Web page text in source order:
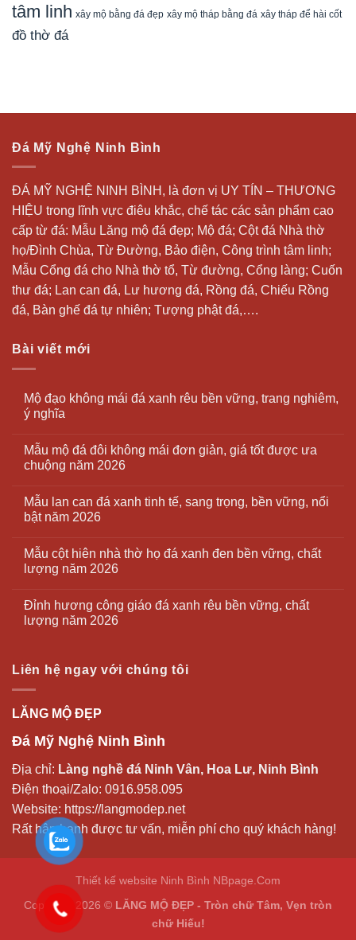
tâm linh xây mộ bằng đá đẹp xây mộ tháp bằng đá xây tháp để hài cốt
đồ thờ đá
Đá Mỹ Nghệ Ninh Bình
ĐÁ MỸ NGHỆ NINH BÌNH, là đơn vị UY TÍN – THƯƠNG
HIỆU trong lĩnh vực điêu khắc, chế tác các sản phẩm cao
cấp từ đá: Mẫu Lăng mộ đá đẹp; Mộ đá; Cột đá Nhà thờ
họ/Đình Chùa, Từ Đường, Bảo điện, Công trình tâm linh;
Mẫu Cổng đá cho Nhà thờ tổ, Từ đường, Cổng làng; Cuốn
thư đá; Lan can đá, Lư hương đá, Rồng đá, Chiếu Rồng
đá, Bàn ghế đá tự nhiên; Tượng phật đá,….
Bài viết mới
Mộ đạo không mái đá xanh rêu bền vững, trang nghiêm,
ý nghĩa
Mẫu mộ đá đôi không mái đơn giản, giá tốt được ưa
chuộng năm 2026
Mẫu lan can đá xanh tinh tế, sang trọng, bền vững, nổi
bật năm 2026
Mẫu cột hiên nhà thờ họ đá xanh đen bền vững, chất
lượng năm 2026
Đỉnh hương công giáo đá xanh rêu bền vững, chất
lượng năm 2026
Liên hệ ngay với chúng tôi
LĂNG MỘ ĐẸP
Đá Mỹ Nghệ Ninh Bình
Địa chỉ: Làng nghề đá Ninh Vân, Hoa Lư, Ninh Bình
Điện thoại/Zalo: 0916.958.095
Website: https://langmodep.net
Rất hân hạnh được tư vấn, miễn phí cho quý khách hàng!
Thiết kế website Ninh Bình NBpage.Com
Copyright 2026 © LĂNG MỘ ĐẸP - Tròn chữ Tâm, Vẹn tròn
chữ Hiếu!